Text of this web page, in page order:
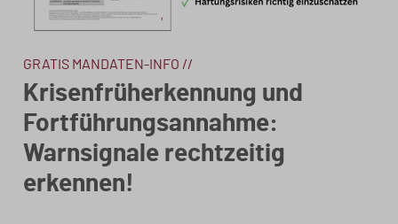
GRATIS MANDATEN-INFO //
Krisenfrüherkennung und
Fortführungsannahme:
Warnsignale rechtzeitig
erkennen!